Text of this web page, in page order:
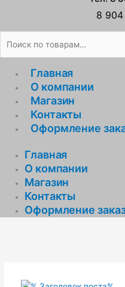
8 904
Главная
О компании
Магазин
Контакты
Оформление
Главная
О компании
Магазин
Контакты
Оформление